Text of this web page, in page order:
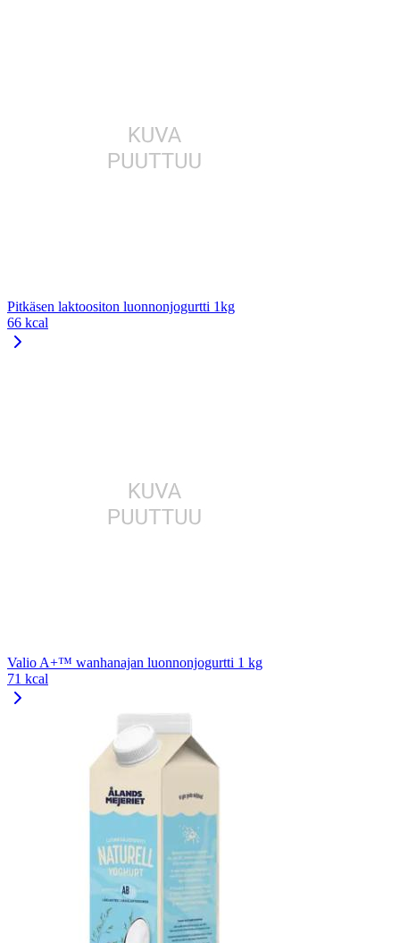
Pitkäsen laktoositon luonnonjogurtti 1kg
66 kcal
Valio A+™ wanhanajan luonnonjogurtti 1 kg
71 kcal